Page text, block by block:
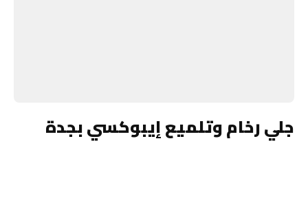
جلي رخام وتلميع إيبوكسي بجدة